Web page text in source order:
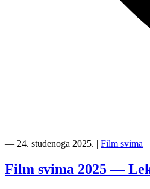
svima
Karlovcu
—
― 24. studenoga 2025. | Film svima
Film svima 2025 —